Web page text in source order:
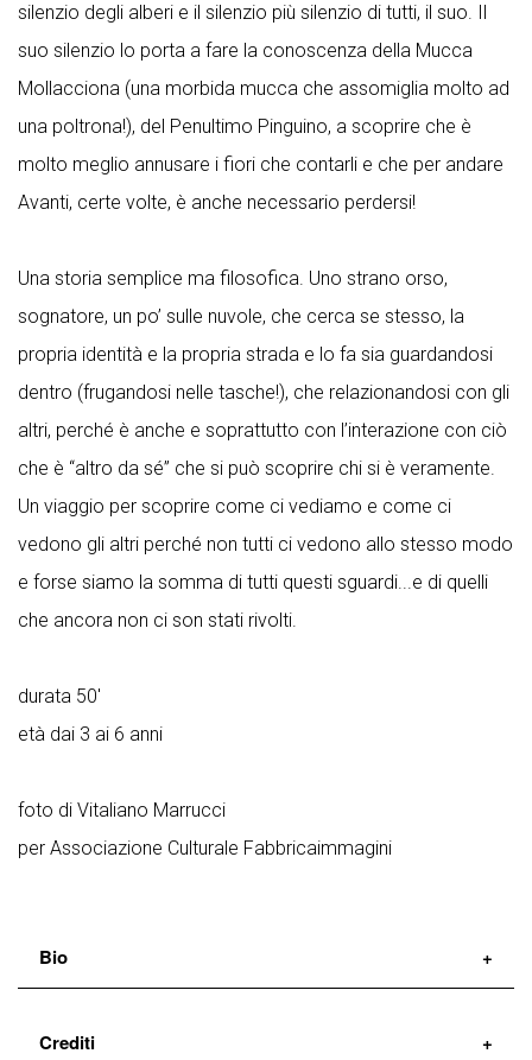
silenzio degli alberi e il silenzio più silenzio di tutti, il suo. Il
suo silenzio lo porta a fare la conoscenza della Mucca
Mollacciona (una morbida mucca che assomiglia molto ad
una poltrona!), del Penultimo Pinguino, a scoprire che è
molto meglio annusare i fiori che contarli e che per andare
Avanti, certe volte, è anche necessario perdersi!
Una storia semplice ma filosofica. Uno strano orso,
sognatore, un po’ sulle nuvole, che cerca se stesso, la
propria identità e la propria strada e lo fa sia guardandosi
dentro (frugandosi nelle tasche!), che relazionandosi con gli
altri, perché è anche e soprattutto con l’interazione con ciò
che è “altro da sé” che si può scoprire chi si è veramente.
Un viaggio per scoprire come ci vediamo e come ci
vedono gli altri perché non tutti ci vedono allo stesso modo
e forse siamo la somma di tutti questi sguardi...e di quelli
che ancora non ci son stati rivolti.
durata 50'
età dai 3 ai 6 anni
foto di Vitaliano Marrucci
per Associazione Culturale Fabbricaimmagini
Bio
La Compagnia Dimitri/Canessa nasce a Livorno nel
Crediti